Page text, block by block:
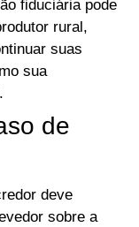
fiduciária pode
rural,
suas
sua
de
deve
sobre a